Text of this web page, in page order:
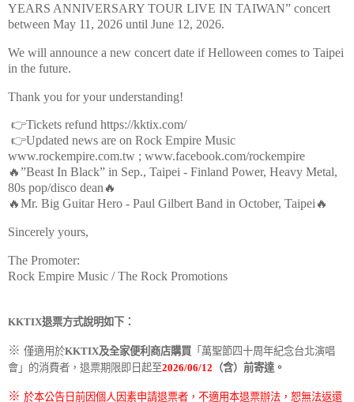
YEARS ANNIVERSARY TOUR LIVE IN TAIWAN” concert
between May 11, 2026 until June 12, 2026.
We will announce a new concert date if Helloween comes to Taipei
in the future.
Thank you for your understanding!
👉Tickets refund https://kktix.com/
👉Updated news are on Rock Empire Music
www.rockempire.com.tw ; www.facebook.com/rockempire
🔥”Beast In Black” in Sep., Taipei - Finland Power, Heavy Metal,
80s pop/disco dean🔥
🔥Mr. Big Guitar Hero - Paul Gilbert Band in October, Taipei🔥
Sincerely yours,
The Promoter:
Rock Empire Music / The Rock Promotions
KKTIX退票方式說明如下：
※ 僅適用於KKTIX及全家便利商店購買 「萬聖節四十周年紀念台北演唱
會」的消費者，退票期限即日起至2026/06/12 （含）前寄達。
※ 於本公告日前因個人因素申請退票者，不適用本退票辦法，恕無法返還